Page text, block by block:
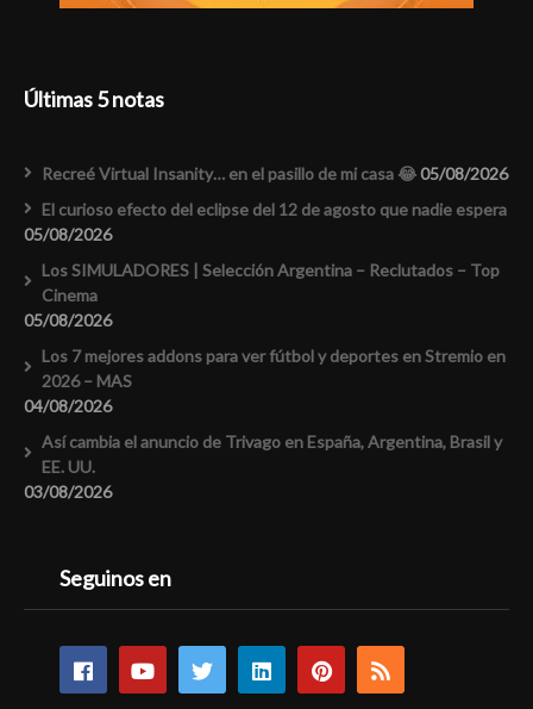
Últimas 5 notas
Recreé Virtual Insanity… en el pasillo de mi casa 😂05/08/2026
El curioso efecto del eclipse del 12 de agosto que nadie espera
05/08/2026
Los SIMULADORES | Selección Argentina – Reclutados – Top
Cinema
05/08/2026
Los 7 mejores addons para ver fútbol y deportes en Stremio en
2026 – MAS
04/08/2026
Así cambia el anuncio de Trivago en España, Argentina, Brasil y
EE. UU.
03/08/2026
Seguinos en